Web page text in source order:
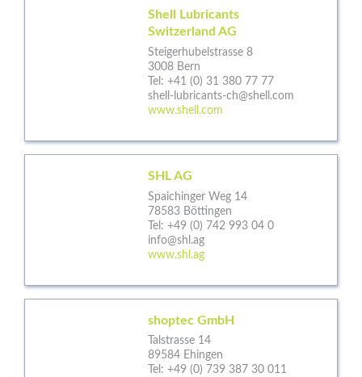
Shell Lubricants
Switzerland AG
Steigerhubelstrasse 8
3008 Bern
Tel: +41 (0) 31 380 77 77
shell-lubricants-ch@shell.com
www.shell.com
SHL AG
Spaichinger Weg 14
78583 Böttingen
Tel: +49 (0) 742 993 04 0
info@shl.ag
www.shl.ag
shoptec GmbH
Talstrasse 14
89584 Ehingen
Tel: +49 (0) 739 387 30 011